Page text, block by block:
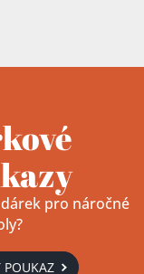
pro náročné
POUKAZ